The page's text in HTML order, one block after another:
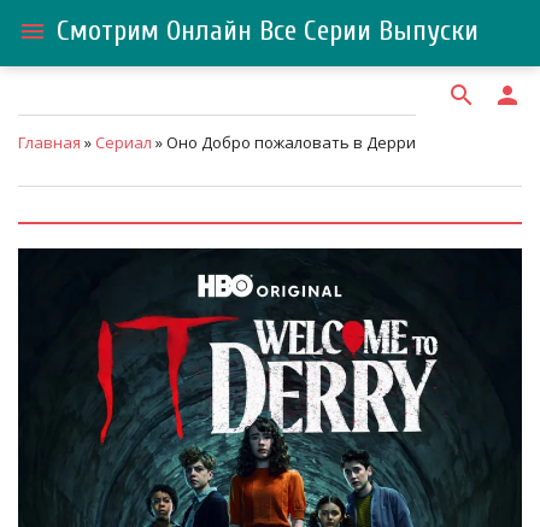
menu Смотрим Онлайн Все Серии Выпуски
search person
Главная » Сериал » Оно Добро пожаловать в Дерри